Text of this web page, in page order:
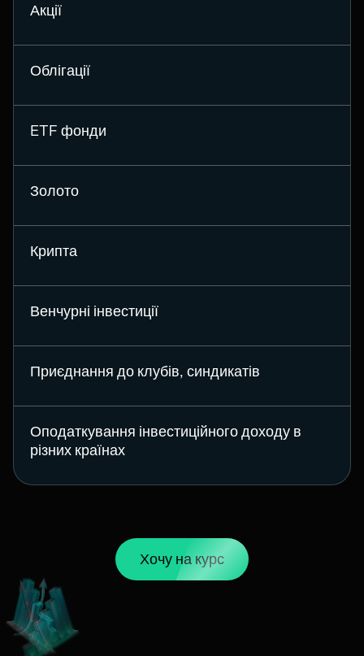
Акції
Облігації
ETF фонди
Золото
Крипта
Венчурні інвестиції
Приєднання до клубів, синдикатів
Оподаткування інвестиційного доходу в
різних країнах
Хочу на курс